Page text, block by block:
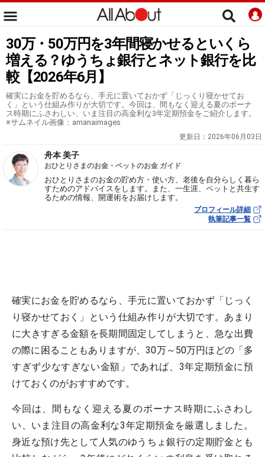
30万・50万円を3年間寝かせるといくら
増える？ゆうちょ銀行とネット銀行を比
較【2026年6月】
確実にお金を貯めるなら、手元に置いておかず「じっくり寝かせてお
く」という仕組み作りが大切です。今回は、間もなく迎える夏のボーナ
ス時期にふさわしい、いま注目の高金利な3年定期預金をご紹介します。
※サムネイル画像：amanaimages
更新日： 2026年06月03日
舟本 美子
おひとりさまのお金・ペットのお金 ガイド
おひとりさまのお金の貯め方・使い方、老後を自分らしく暮ら
すためのアドバイスをします。また、一生涯、ペットと共生す
るための情報、開運術をお届けします。
プロフィール詳細
執筆記事一覧
確実にお金を貯めるなら、手元に置いておかず「じっく
り寝かせておく」という仕組み作りが大切です。あまり
に大きすぎる金額を長期間固定してしまうと、急な出費
の際に困ることもありますが、30万～50万円ほどの「多
すぎず少なすぎない金額」であれば、3年定期預金に預
けておくのがおすすめです。
今回は、間もなく迎える夏のボーナス時期にふさわし
い、いま注目の高金利な3年定期預金を厳選しました。
身近な預け先として人気のゆうちょ銀行の定期貯金とも